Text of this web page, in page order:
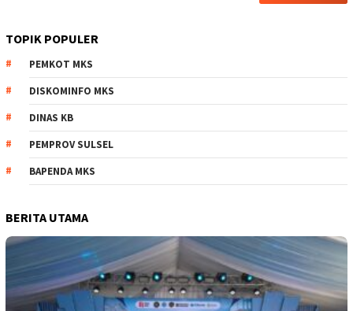
TOPIK POPULER
PEMKOT MKS
DISKOMINFO MKS
DINAS KB
PEMPROV SULSEL
BAPENDA MKS
BERITA UTAMA